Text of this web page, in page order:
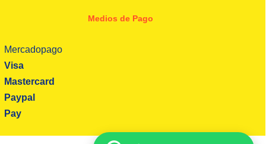
Medios de Pago
Mercadopago
Visa
Mastercard
Paypal
Pay